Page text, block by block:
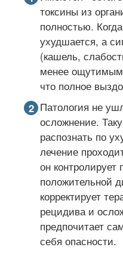
токсины из
полностью.
ухудшается, а
(кашель,
менее
что полное
Патология не
осложнение.
распознать по
лечение
он контролирует
положительной
корректирует
рецидива и
предпочитает
себя опасности.